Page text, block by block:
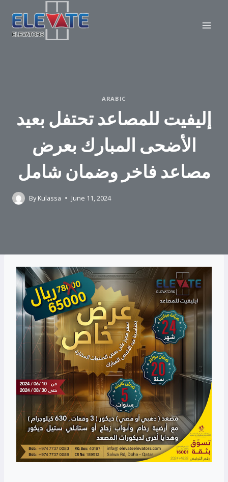
content
ARABIC
إليفيت للمصاعد تحتفل بعيد
الأضحى المبارك بعرض
مصاعد فاخر وضمان شامل
By Kulassa June 11, 2024